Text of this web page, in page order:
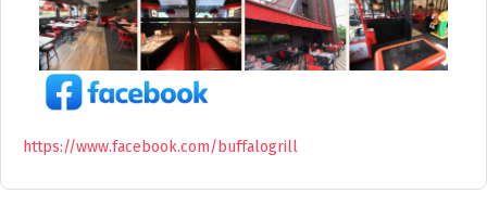
https://www.facebook.com/buffalogrill